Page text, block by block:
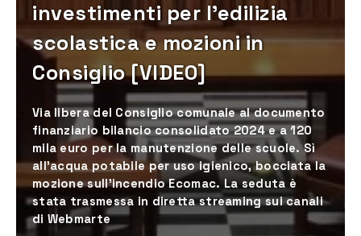
investimenti per l’edilizia
scolastica e mozioni in
Consiglio [VIDEO]
Via libera del Consiglio comunale al documento
finanziario bilancio consolidato 2024 e a 120
mila euro per la manutenzione delle scuole. Sì
all’acqua potabile per uso igienico, bocciata la
mozione sull’incendio Ecomac. La seduta è
stata trasmessa in diretta streaming sui canali
di Webmarte